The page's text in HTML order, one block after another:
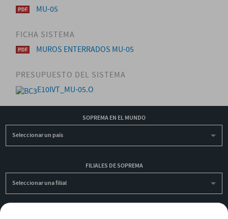
MU-05
FICHA SISTEMA
MUROS ENTERRADOS MU-05
PRESUPUESTO DEL SISTEMA
E10IVT_MU-05.O
SOPREMA EN EL MUNDO
Seleccionar un país
FILIALES DE SOPREMA
Seleccionar una filial